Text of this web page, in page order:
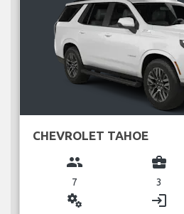
CHEVROLET TAHOE
group
7
business_center
3
miscellaneous_services login